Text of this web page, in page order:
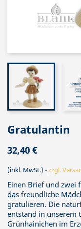
Gratulantin
32,40 €
(inkl. MwSt.) zzgl.
Einen Brief und
das freundliche
gratulieren. Die
entstand in unserem
Grünhainichen im